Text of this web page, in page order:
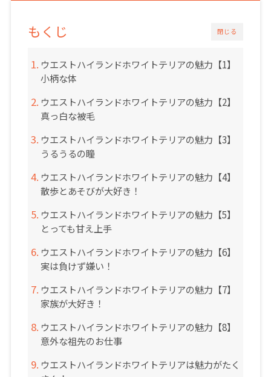
閉じる
もくじ
ウエストハイランドホワイトテリアの魅力【1】
小柄な体
ウエストハイランドホワイトテリアの魅力【2】
真っ白な被毛
ウエストハイランドホワイトテリアの魅力【3】
うるうるの瞳
ウエストハイランドホワイトテリアの魅力【4】
散歩とあそびが大好き！
ウエストハイランドホワイトテリアの魅力【5】
とっても甘え上手
ウエストハイランドホワイトテリアの魅力【6】
実は負けず嫌い！
ウエストハイランドホワイトテリアの魅力【7】
家族が大好き！
ウエストハイランドホワイトテリアの魅力【8】
意外な祖先のお仕事
ウエストハイランドホワイトテリアは魅力がたく